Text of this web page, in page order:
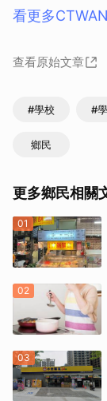
看更多
查看原始文章
#學校 #
鄉民
更多鄉民相關
01
02
03